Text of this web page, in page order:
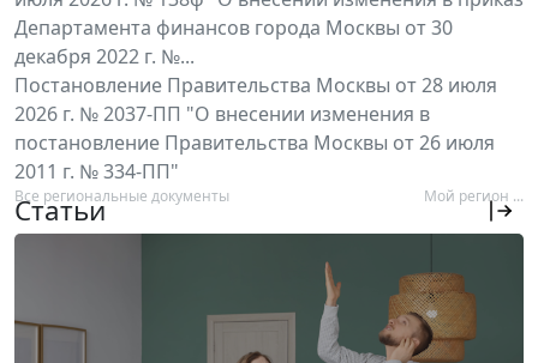
Департамента финансов города Москвы от 30
декабря 2022 г. №...
Постановление Правительства Москвы от 28 июля
2026 г. № 2037-ПП "О внесении изменения в
постановление Правительства Москвы от 26 июля
2011 г. № 334-ПП"
Все региональные документы Мой регион ...
Статьи